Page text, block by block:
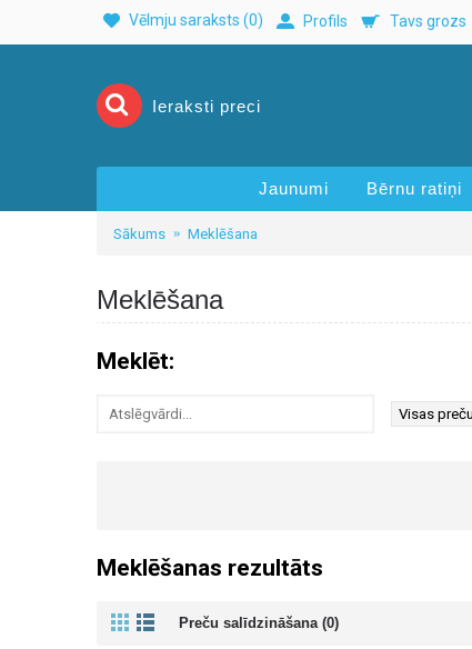
Vēlmju saraksts (0) Profils Tavs grozs
Jaunumi Bērnu ratiņi
Sākums Meklēšana
Meklēšana
Meklēt:
Meklēšanas rezultāts
Preču salīdzināšana (0)